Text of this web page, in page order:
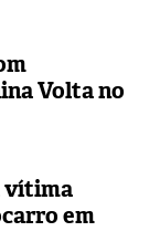
Volta no
vítima
em